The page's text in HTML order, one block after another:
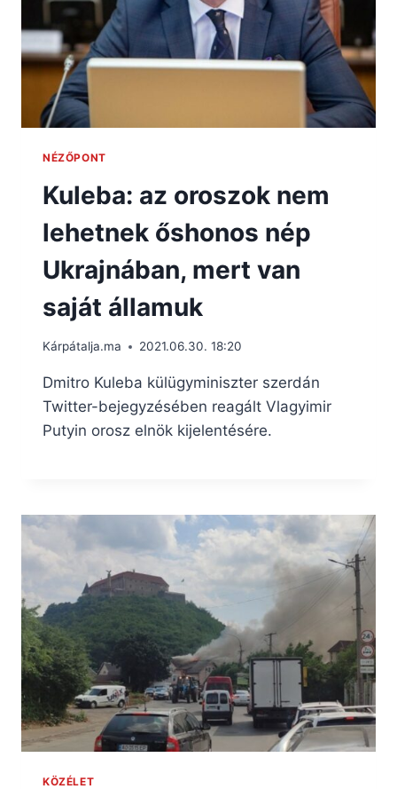
NÉZŐPONT
Kuleba: az oroszok nem
lehetnek őshonos nép
Ukrajnában, mert van
saját államuk
Kárpátalja.ma 2021.06.30. 18:20
Dmitro Kuleba külügyminiszter szerdán
Twitter-bejegyzésében reagált Vlagyimir
Putyin orosz elnök kijelentésére.
KÖZÉLET